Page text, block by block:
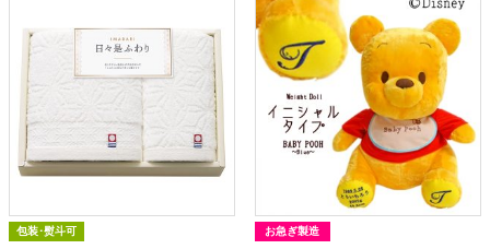
包装･熨斗可 お急ぎ製造